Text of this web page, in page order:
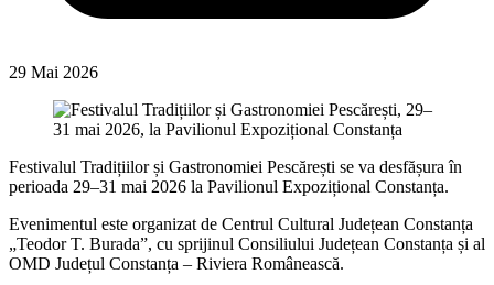
29 Mai 2026
Festivalul Tradițiilor și Gastronomiei Pescărești se va desfășura în
perioada 29–31 mai 2026 la Pavilionul Expozițional Constanța.
Evenimentul este organizat de Centrul Cultural Județean Constanța
„Teodor T. Burada”, cu sprijinul Consiliului Județean Constanța și al
OMD Județul Constanța – Riviera Românească.